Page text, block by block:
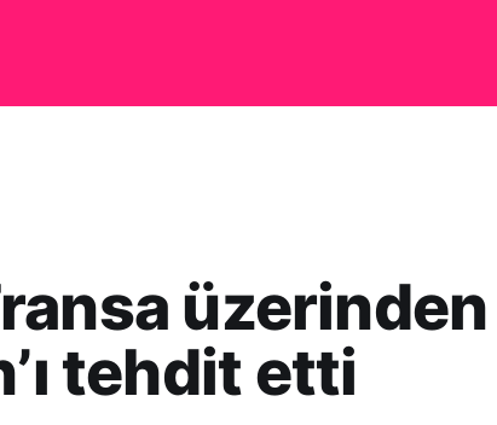
üzerinden
tehdit etti